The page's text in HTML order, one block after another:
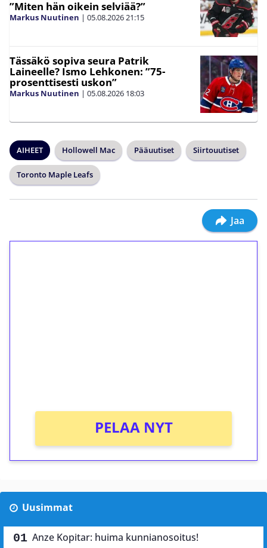
”Miten hän oikein selviää?”
Markus Nuutinen | 05.08.2026 21:15
Tässäkö sopiva seura Patrik
Laineelle? Ismo Lehkonen: ”75-
prosenttisesti uskon”
Markus Nuutinen | 05.08.2026 18:03
AIHEET Hollowell Mac Pääuutiset Siirtouutiset
Toronto Maple Leafs
Jaa
PELAA NYT
Uusimmat
Anze Kopitar: huima kunnianosoitus!